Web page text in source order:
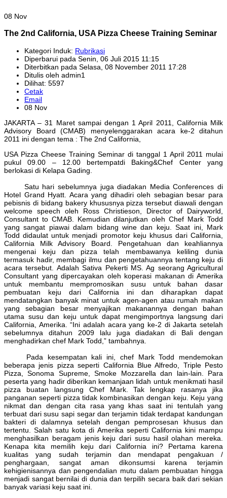
08 Nov
The 2nd California, USA Pizza Cheese Training Seminar
Kategori Induk: Rubrikasi
Diperbarui pada Senin, 06 Juli 2015 11:15
Diterbitkan pada Selasa, 08 November 2011 17:28
Ditulis oleh admin1
Dilihat: 5597
Cetak
Email
08 Nov
JAKARTA – 31 Maret sampai dengan 1 April 2011, California Milk
Advisory Board (CMAB) menyelenggarakan acara ke-2 ditahun
2011 ini dengan tema : The 2nd California,
USA Pizza Cheese Training Seminar di tanggal 1 April 2011 mulai
pukul 09.00 – 12.00 bertempatdi Baking&Chef Center yang
berlokasi di Kelapa Gading.
Satu hari sebelumnya juga diadakan Media Conferences di
Hotel Grand Hyatt. Acara yang dihadiri oleh sebagian besar para
pebisnis di bidang bakery khususnya pizza tersebut diawali dengan
welcome speech oleh Ross Christieson, Director of Dairyworld,
Consultant to CMAB. Kemudian dilanjutkan oleh Chef Mark Todd
yang sangat piawai dalam bidang wine dan keju. Saat ini, Mark
Todd didaulat untuk menjadi promotor keju khusus dari California,
California Milk Advisory Board. Pengetahuan dan keahliannya
mengenai keju dan pizza telah membawanya keliling dunia
termasuk hadir, membagi ilmu dan pengetahuannya tentang keju di
acara tersebut. Adalah Sativa Pekerti MS. Ag seorang Agricultural
Consultant yang dipercayakan oleh koperasi makanan di Amerika
untuk membantu mempromosikan susu untuk bahan dasar
pembuatan keju dari California ini dan diharapkan dapat
mendatangkan banyak minat untuk agen-agen atau rumah makan
yang sebagian besar menyajikan makanannya dengan bahan
utama susu dan keju untuk dapat mengimportnya langsung dari
California, Amerika. “Ini adalah acara yang ke-2 di Jakarta setelah
sebelumnya ditahun 2009 lalu juga diadakan di Bali dengan
menghadirkan chef Mark Todd,” tambahnya.
Pada kesempatan kali ini, chef Mark Todd mendemokan
beberapa jenis pizza seperti California Blue Alfredo, Triple Pesto
Pizza, Sonoma Supreme, Smoke Mozzarella dan lain-lain. Para
peserta yang hadir diberikan kemanjaan lidah untuk menikmati hasil
pizza buatan langsung Chef Mark. Tak lengkap rasanya jika
panganan seperti pizza tidak kombinasikan dengan keju. Keju yang
nikmat dan dengan cita rasa yang khas saat ini tentulah yang
terbuat dari susu sapi segar dan terjamin tidak terdapat kandungan
bakteri di dalamnya setelah dengan pemprosesan khusus dan
tertentu. Salah satu kota di Amerika seperti California kini mampu
menghasilkan beragam jenis keju dari susu hasil olahan mereka.
Kenapa kita memilih keju dari California ini? Pertama karena
kualitas yang sudah terjamin dan mendapat pengakuan /
penghargaan, sangat aman dikonsumsi karena terjamin
kehigienisannya dan pengendalian mutu dalam pembuatan hingga
menjadi sangat bernilai di dunia dan terpilih secara baik dari sekian
banyak variasi keju saat ini.